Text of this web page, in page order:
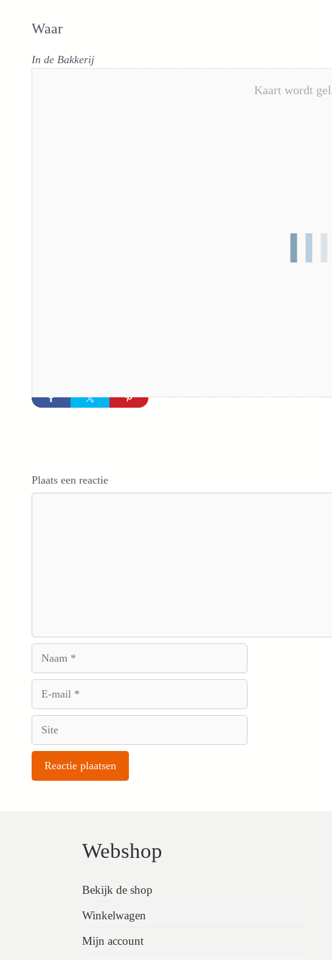
Waar
In de Bakkerij
Kaart wordt
Plaats een reactie
Webshop
Bekijk de shop
Winkelwagen
Mijn account